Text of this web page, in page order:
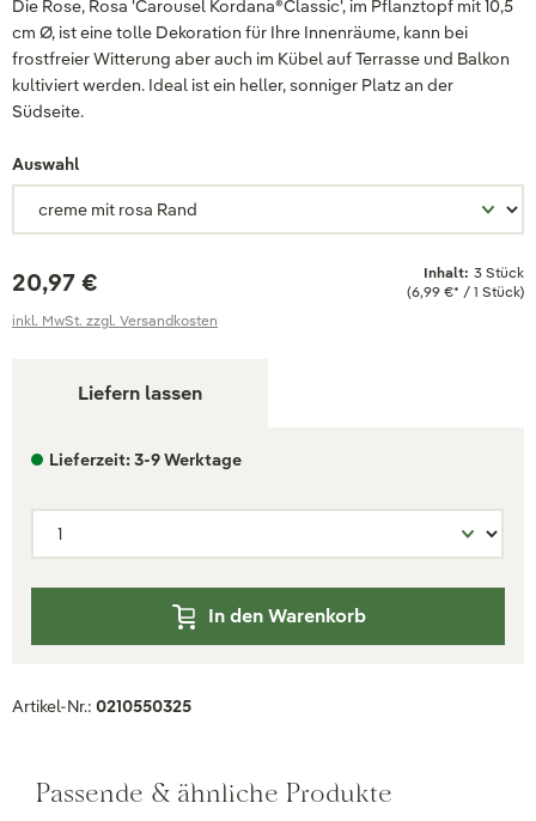
Die Rose, Rosa 'Carousel Kordana®Classic', im Pflanztopf mit 10,5
cm Ø, ist eine tolle Dekoration für Ihre Innenräume, kann bei
frostfreier Witterung aber auch im Kübel auf Terrasse und Balkon
kultiviert werden. Ideal ist ein heller, sonniger Platz an der
Südseite.
Auswahl
20,97 € Inhalt: 3 Stück
(6,99 €* / 1 Stück)
inkl. MwSt. zzgl. Versandkosten
Liefern lassen
Lieferzeit: 3-9 Werktage
In den Warenkorb
Artikel-Nr.: 0210550325
Passende & ähnliche Produkte